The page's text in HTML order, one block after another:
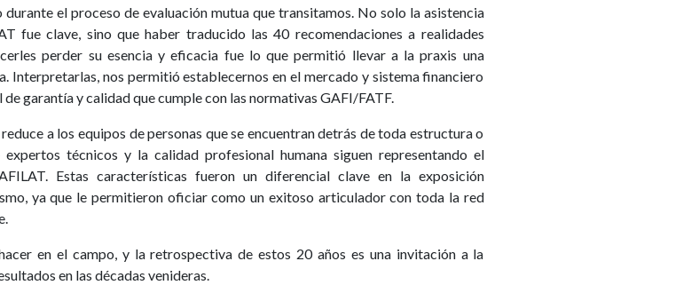
el proceso de evaluación mutua que transitamos. No solo la asistencia
fue clave, sino que haber traducido las 40 recomendaciones a realidades
perder su esencia y eficacia fue lo que permitió llevar a la praxis una
Interpretarlas, nos permitió establecernos en el mercado y sistema financiero
de garantía y calidad que cumple con las normativas GAFI/FATF.
a los equipos de personas que se encuentran detrás de toda estructura o
técnicos y la calidad profesional humana siguen representando el
Estas características fueron un diferencial clave en la exposición
ya que le permitieron oficiar como un exitoso articulador con toda la red
en el campo, y la retrospectiva de estos 20 años es una invitación a la
en las décadas venideras.